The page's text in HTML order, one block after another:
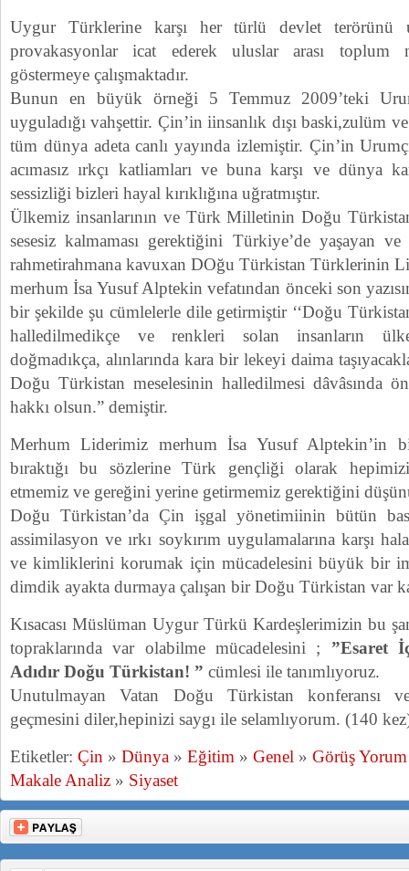
Uygur Türklerine karşı her türlü devlet terörünü
provakasyonlar icat ederek uluslar arası toplum
göstermeye çalışmaktadır.
Bunun en büyük örneği 5 Temmuz 2009’teki
uyguladığı vahşettir. Çin’in iinsanlık dışı baski,zulüm
tüm dünya adeta canlı yayında izlemiştir. Çin’in
acımasız ırkçı katliamları ve buna karşı ve dünya
sessizliği bizleri hayal kırıklığına uğratmıştır.
Ülkemiz insanlarının ve Türk Milletinin Doğu
sesesiz kalmaması gerektiğini Türkiye’de yaşayan
rahmetirahmana kavuxan DOğu Türkistan Türklerinin
merhum İsa Yusuf Alptekin vefatından önceki son
bir şekilde şu cümlelerle dile getirmiştir ‘‘Doğu
halledilmedikçe ve renkleri solan insanların
doğmadıkça, alınlarında kara bir lekeyi daima
Doğu Türkistan meselesinin halledilmesi dâvâsında
hakkı olsun.” demiştir.
Merhum Liderimiz merhum İsa Yusuf Alptekin’in
bıraktığı bu sözlerine Türk gençliği olarak
etmemiz ve gereğini yerine getirmemiz gerektiğini
Doğu Türkistan’da Çin işgal yönetimiinin bütün
assimilasyon ve ırkı soykırım uygulamalarına karşı
ve kimliklerini korumak için mücadelesini büyük bir
dimdik ayakta durmaya çalışan bir Doğu Türkistan var
Kısacası Müslüman Uygur Türkü Kardeşlerimizin bu
topraklarında var olabilme mücadelesini ; ”Esaret
Adıdır Doğu Türkistan! ” cümlesi ile tanımlıyoruz.
Unutulmayan Vatan Doğu Türkistan konferansı
geçmesini diler,hepinizi saygı ile selamlıyorum. (140
Etiketler: Çin » Dünya » Eğitim » Genel » Görüş Yorum
Makale Analiz » Siyaset